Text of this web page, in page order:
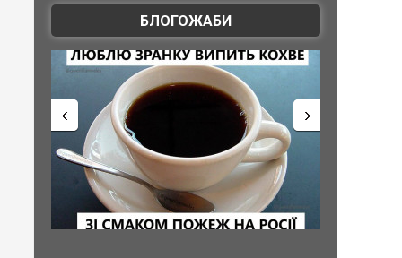
БЛОГОЖАБИ